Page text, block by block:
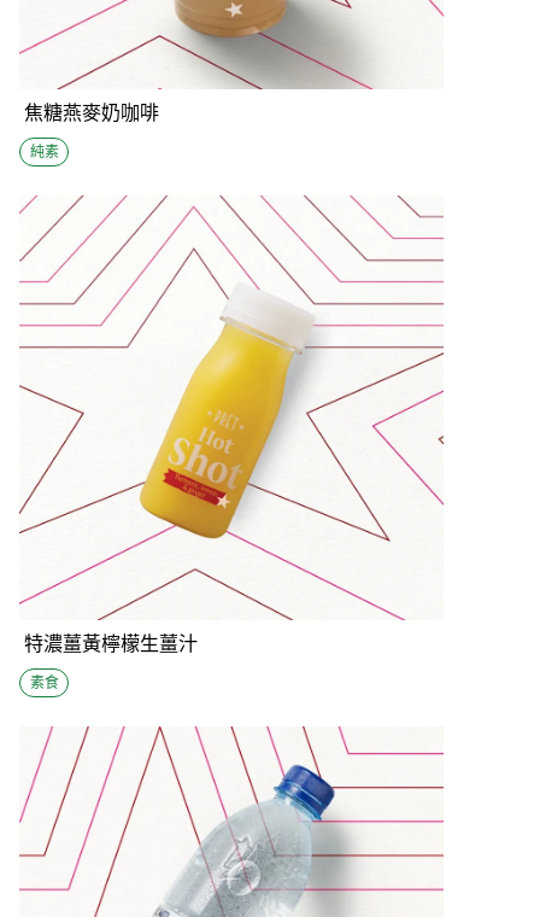
焦糖燕麥奶咖啡
純素
特濃薑黃檸檬生薑汁
素食